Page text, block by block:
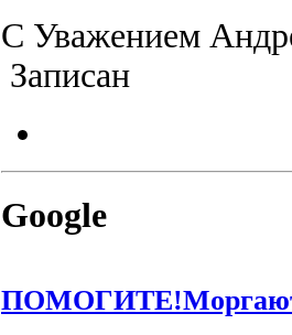
С Уважением
Записан
Google
ПОМОГИТЕ!Моргают